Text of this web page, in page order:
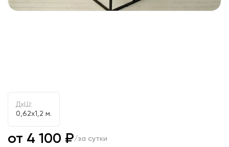
ДxШ:
0,62x1,2 м.
от 4 100 ₽/за сутки